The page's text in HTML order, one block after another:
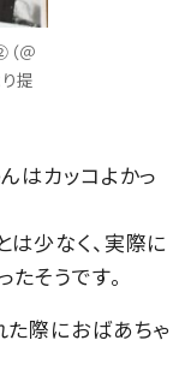
＠
提
はカッコよかっ
少なく、実際に
そうです。
た際におばあちゃ